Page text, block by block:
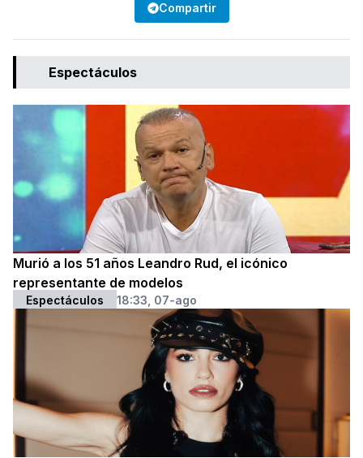
Compartir
Espectáculos
Murió a los 51 años Leandro Rud, el icónico
representante de modelos
Espectáculos 18:33, 07-ago